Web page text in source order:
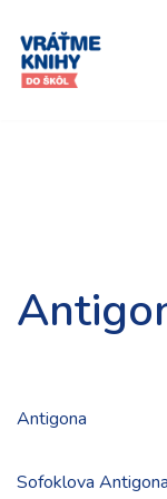
Preskočiť
na
Antigona
Sofoklova